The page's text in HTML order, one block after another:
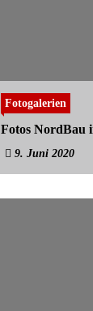
Fotogalerien
Fotos NordBau
9. Juni 2020